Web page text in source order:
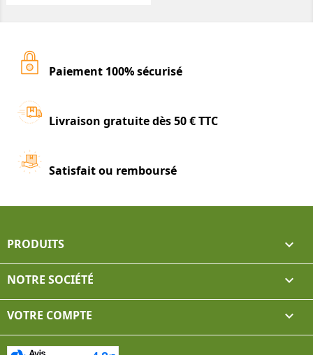
Paiement 100% sécurisé
Livraison gratuite dès 50 € TTC
Satisfait ou remboursé
PRODUITS 
NOTRE SOCIÉTÉ 
VOTRE COMPTE 